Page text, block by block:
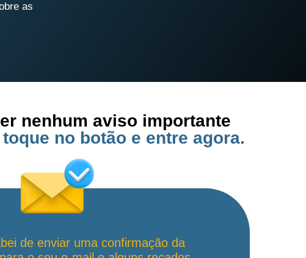
as
nenhum aviso importante
no botão e entre agora.
de enviar uma confirmação da